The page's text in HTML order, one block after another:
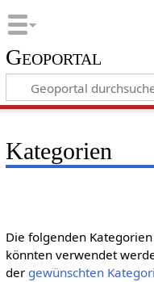
Geoportal
Kategorien
Die folgenden
könnten verwendet
der gewünschten